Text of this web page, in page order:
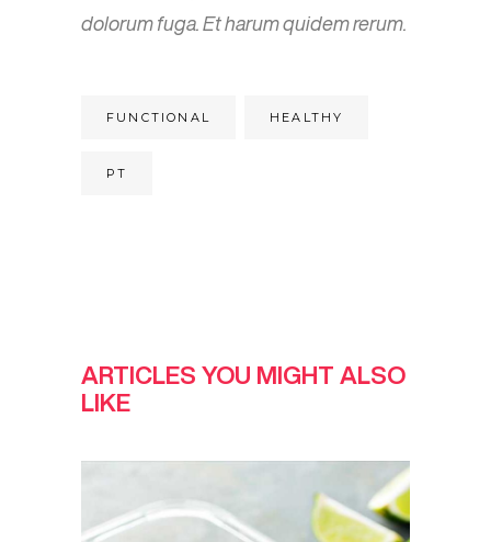
dolorum fuga. Et harum quidem rerum.
FUNCTIONAL HEALTHY
PT
ARTICLES YOU MIGHT ALSO
LIKE